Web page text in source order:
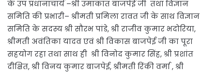
के उप प्रधानाचार्य –श्री उमाकांत बाजपेई जी तथा विज्ञान
समिति की प्रभारी– श्रीमती प्रमिला रावत जी के साथ विज्ञान
समिति के सदस्य श्री सौरभ पांडे, श्री राजीव कुमार भदोरिया,
श्रीमती अवंतिका यादव एवं श्री विकास बाजपेई जी का पूरा
सहयोग रहा तथा साथ ही श्री विनोद कुमार सिंह, श्री प्रशांत
दीक्षित, श्री विनय कुमार बाजपेई, श्रीमती रिंकी वर्मा , श्री